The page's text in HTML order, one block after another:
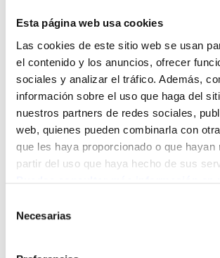
Esta página web usa cookies
Las cookies de este sitio web se usan
el contenido y los anuncios, ofrecer
sociales y analizar el tráfico. Además,
información sobre el uso que haga del
nuestros partners de redes sociales,
web, quienes pueden combinarla con
que les haya proporcionado o que hayan
partir del uso que haya hecho de sus
Puedes consultar más información en
Necesarias
3. FALTA DE
PERSONA CUIDADORA
La persona contratada de forma
cuenta con:
Seguro médico
Cotización para pensión o